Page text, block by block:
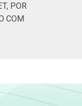
POR
COM